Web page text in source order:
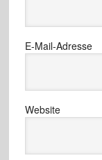
E-Mail-Adresse
Website